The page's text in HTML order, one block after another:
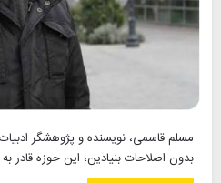
مسلم قاسمی، نویسنده و پژوهشگر
بدون اصلاحات بنیادین، این حوزه قادر